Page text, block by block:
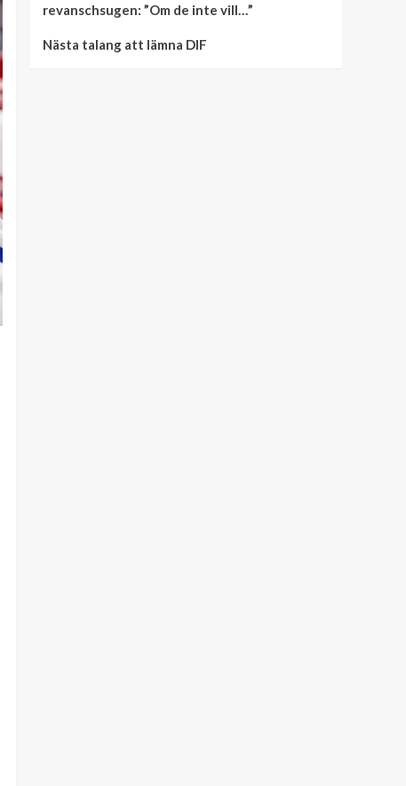
revanschsugen: ”Om de inte vill…”
Nästa talang att lämna DIF